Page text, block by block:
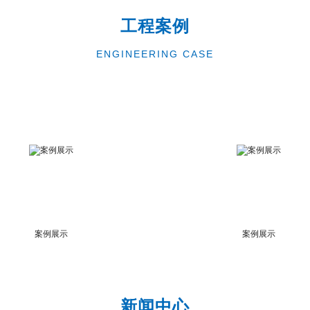
工程案例
ENGINEERING CASE
案例展示 案例展示
新闻中心